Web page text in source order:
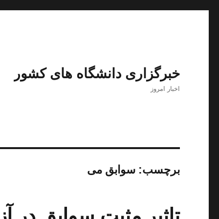
خبرگزاری دانشگاه های کشور
اخبار امروز
برچسب:سوابق می